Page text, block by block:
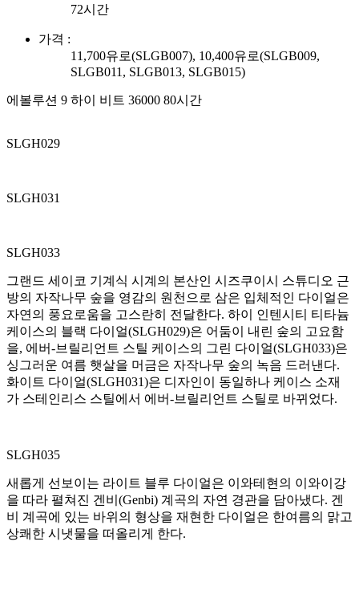
72시간
가격 :
11,700유로(SLGB007), 10,400유로(SLGB009,
SLGB011, SLGB013, SLGB015)
에볼루션 9 하이 비트 36000 80시간
SLGH029
SLGH031
SLGH033
그랜드 세이코 기계식 시계의 본산인 시즈쿠이시 스튜디오 근
방의 자작나무 숲을 영감의 원천으로 삼은 입체적인 다이얼은
자연의 풍요로움을 고스란히 전달한다. 하이 인텐시티 티타늄
케이스의 블랙 다이얼(SLGH029)은 어둠이 내린 숲의 고요함
을, 에버-브릴리언트 스틸 케이스의 그린 다이얼(SLGH033)은
싱그러운 여름 햇살을 머금은 자작나무 숲의 녹음 드러낸다.
화이트 다이얼(SLGH031)은 디자인이 동일하나 케이스 소재
가 스테인리스 스틸에서 에버-브릴리언트 스틸로 바뀌었다.
SLGH035
새롭게 선보이는 라이트 블루 다이얼은 이와테현의 이와이강
을 따라 펼쳐진 겐비(Genbi) 계곡의 자연 경관을 담아냈다. 겐
비 계곡에 있는 바위의 형상을 재현한 다이얼은 한여름의 맑고
상쾌한 시냇물을 떠올리게 한다.